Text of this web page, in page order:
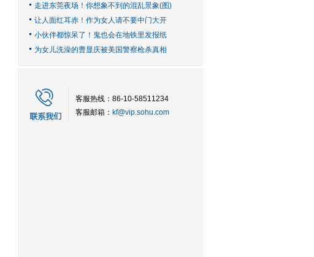
走进东莞夜场！你想象不到的混乱景象(图)
让人面红耳赤！作为女人请不要中门大开
小伙伴都惊呆了！鬼也会在地铁里发报纸
为女儿洗澡的曹显庆被美国警察枪杀真相
客服热线：86-10-58511234
客服邮箱： kf@vip.sohu.com